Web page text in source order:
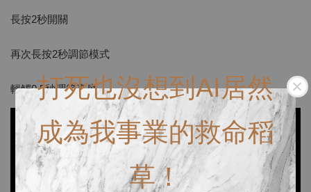
打死也沒想到AI居然
成為我事業的救命稻
草！
長按2秒開關
再次長按2秒調節模式
輕觸0.5秒調節亮度